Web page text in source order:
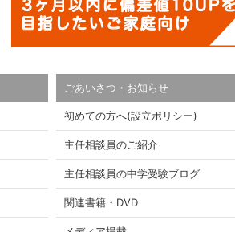
ごあいさつ・お知らせ
初めての方へ(設立ポリシー)
主任相談員のご紹介
主任相談員の中学受験ブログ
関連書籍・DVD